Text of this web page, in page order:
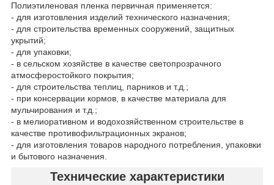
Полиэтиленовая пленка первичная применяется:
- для изготовления изделий технического назначения;
- для строительства временных сооружений, защитных
укрытий;
- для упаковки;
- в сельском хозяйстве в качестве светопрозрачного
атмосферостойкого покрытия;
- для строительства теплиц, парников и т.д.;
- при консервации кормов, в качестве материала для
мульчирования и т.д.;
- в мелиоративном и водохозяйственном строительстве в
качестве противофильтрационных экранов;
- для изготовления товаров народного потребления, упаковки
и бытового назначения.
Технические характеристики